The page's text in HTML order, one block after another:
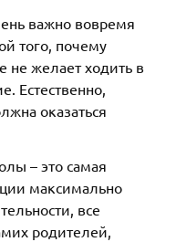
важно вовремя
того, почему
не желает ходить в
Естественно,
оказаться
– это самая
максимально
все
родителей,